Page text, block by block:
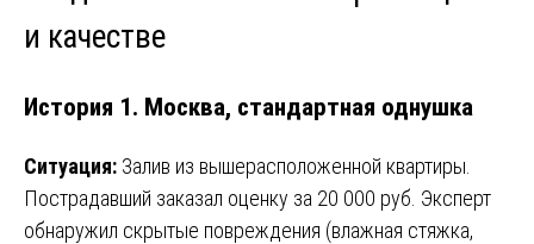
и качестве
История 1. Москва, стандартная однушка
Ситуация: Залив из вышерасположенной квартиры.
Пострадавший заказал оценку за 20 000 руб. Эксперт
обнаружил скрытые повреждения (влажная стяжка,